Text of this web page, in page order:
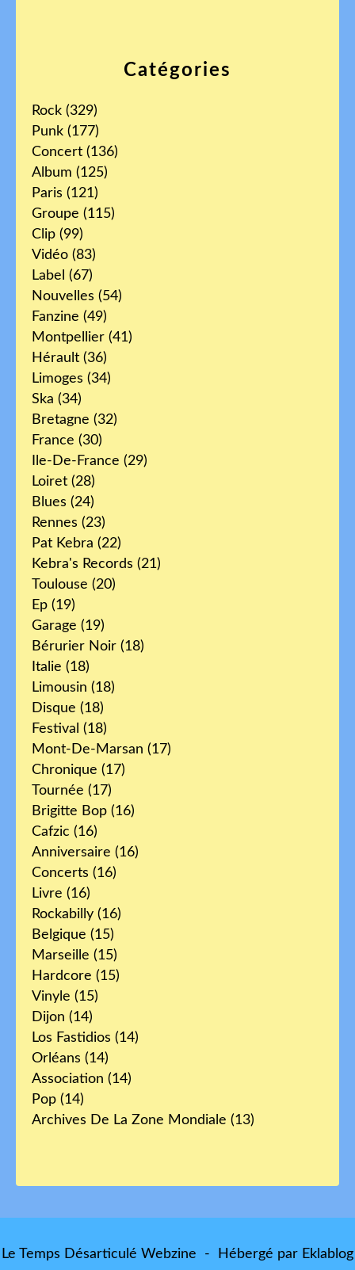
Catégories
Rock (329)
Punk (177)
Concert (136)
Album (125)
Paris (121)
Groupe (115)
Clip (99)
Vidéo (83)
Label (67)
Nouvelles (54)
Fanzine (49)
Montpellier (41)
Hérault (36)
Limoges (34)
Ska (34)
Bretagne (32)
France (30)
Ile-De-France (29)
Loiret (28)
Blues (24)
Rennes (23)
Pat Kebra (22)
Kebra's Records (21)
Toulouse (20)
Ep (19)
Garage (19)
Bérurier Noir (18)
Italie (18)
Limousin (18)
Disque (18)
Festival (18)
Mont-De-Marsan (17)
Chronique (17)
Tournée (17)
Brigitte Bop (16)
Cafzic (16)
Anniversaire (16)
Concerts (16)
Livre (16)
Rockabilly (16)
Belgique (15)
Marseille (15)
Hardcore (15)
Vinyle (15)
Dijon (14)
Los Fastidios (14)
Orléans (14)
Association (14)
Pop (14)
Archives De La Zone Mondiale (13)
Le Temps Désarticulé Webzine - Hébergé par Eklablog